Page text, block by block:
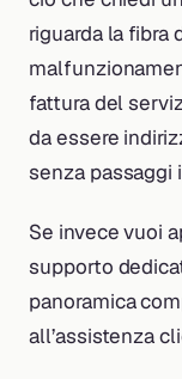
riguarda la fibra
fattura del
da essere
senza passaggi
Se invece vuoi
supporto
panoramica
all’assistenza